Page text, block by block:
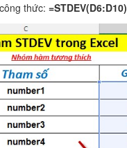
thức:=STDEV(D6:D10)